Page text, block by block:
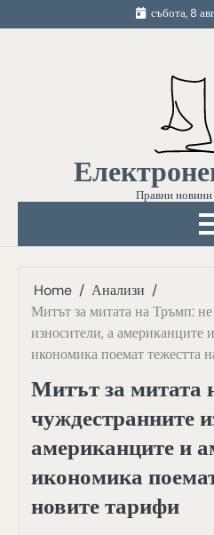
to
събота, 8
Правни новини
Home
Анализи
Митът за митата на Тръмп:
износители, а американците
икономика поемат тежестта
Митът за митата
чуждестранните
американците и
икономика
новите тарифи